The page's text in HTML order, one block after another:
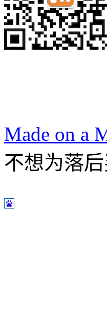
Made on a
不想为落